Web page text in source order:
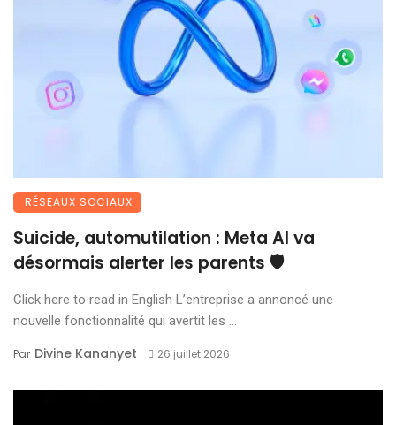
RÉSEAUX SOCIAUX
Suicide, automutilation : Meta AI va
désormais alerter les parents 🛡️
Click here to read in English L’entreprise a annoncé une
nouvelle fonctionnalité qui avertit les ...
Par Divine Kananyet 26 juillet 2026